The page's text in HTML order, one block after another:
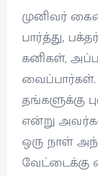
முனிவர்
பார்த்து,
கனிகள்,
தங்களுக்கு
என்று
ஒரு நாள்
வேட்டைக்கு